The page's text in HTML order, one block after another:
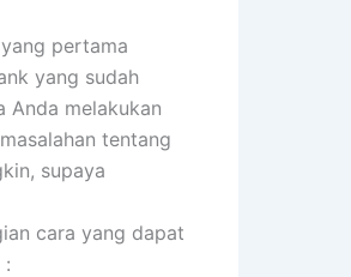
pertama
yang sudah
Anda melakukan
tentang
supaya
cara yang dapat
: